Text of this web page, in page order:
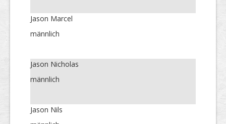
Jason Marcel
männlich
Jason Nicholas
männlich
Jason Nils